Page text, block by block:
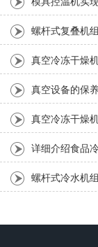
有什么作用？
螺杆式复叠机
有以下性能特点
真空冷冻干燥
真空设备的保
真空冷冻干燥
要求是一定要
详细介绍食品
用方法及日常
螺杆式冷水机